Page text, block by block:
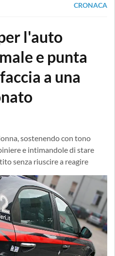
CRONACA
l'auto
e punta
a una
sostenendo con tono
e intimandole di stare
senza riuscire a reagire